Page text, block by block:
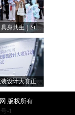
元力织境，具身共生｜Style3D特展亮相20
2026汉派服装设计大赛正式启动，汉正街
版权所有
-1